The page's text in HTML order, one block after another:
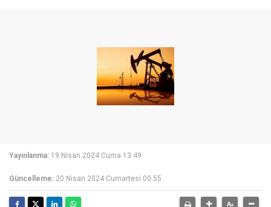
Yayınlanma: 19 Nisan 2024 Cuma 13:49
Güncelleme: 20 Nisan 2024 Cumartesi 00:55